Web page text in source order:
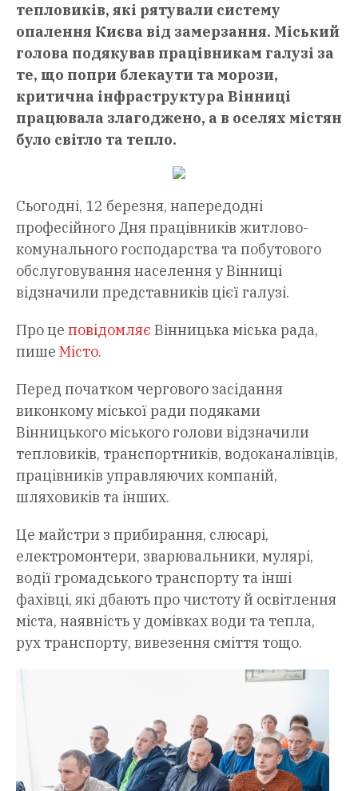
тепловиків, які рятували систему
опалення Києва від замерзання. Міський
голова подякував працівникам галузі за
те, що попри блекаути та морози,
критична інфраструктура Вінниці
працювала злагоджено, а в оселях містян
було світло та тепло.
Сьогодні, 12 березня, напередодні
професійного Дня працівників житлово-
комунального господарства та побутового
обслуговування населення у Вінниці
відзначили представників цієї галузі.
Про це повідомляє Вінницька міська рада,
пише Місто.
Перед початком чергового засідання
виконкому міської ради подяками
Вінницького міського голови відзначили
тепловиків, транспортників, водоканалівців,
працівників управляючих компаній,
шляховиків та інших.
Це майстри з прибирання, слюсарі,
електромонтери, зварювальники, мулярі,
водії громадського транспорту та інші
фахівці, які дбають про чистоту й освітлення
міста, наявність у домівках води та тепла,
рух транспорту, вивезення сміття тощо.